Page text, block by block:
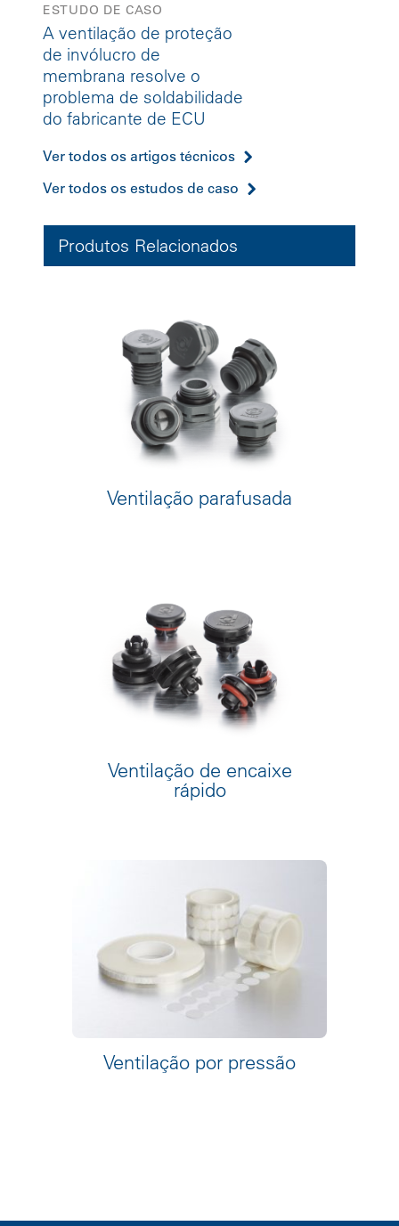
ESTUDO DE CASO
A ventilação de proteção
de invólucro de
membrana resolve o
problema de soldabilidade
do fabricante de ECU
Ver todos os artigos técnicos
Ver todos os estudos de caso
Produtos Relacionados
Ventilação parafusada
Ventilação de encaixe
rápido
Ventilação por pressão